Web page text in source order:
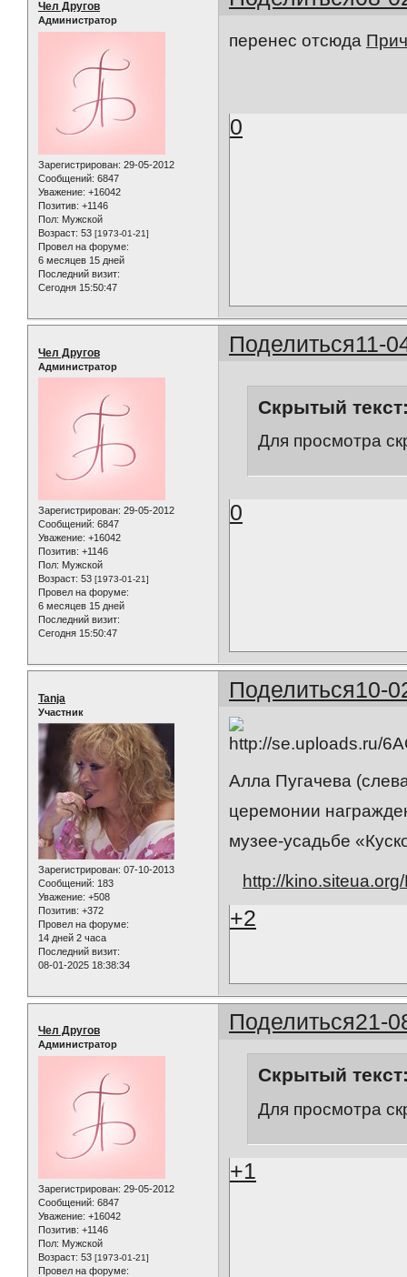
Чел Другов
Администратор
Зарегистрирован: 29-05-2012
Сообщений: 6847
Уважение: +16042
Позитив: +1146
Пол: Мужской
Возраст: 53 [1973-01-21]
Провел на форуме:
6 месяцев 15 дней
Последний визит:
Сегодня 15:50:47
перенес отсюда
0
Поделиться11-
Чел Другов
Администратор
Зарегистрирован: 29-05-2012
Сообщений: 6847
Уважение: +16042
Позитив: +1146
Пол: Мужской
Возраст: 53 [1973-01-21]
Провел на форуме:
6 месяцев 15 дней
Последний визит:
Сегодня 15:50:47
Скрытый
Для просмотра
0
Поделиться10-
Tanja
Участник
Зарегистрирован: 07-10-2013
Сообщений: 183
Уважение: +508
Позитив: +372
Провел на форуме:
14 дней 2 часа
Последний визит:
08-01-2025 18:38:34
Алла Пугачева
церемонии
музее-усадьбе
http://
+2
Поделиться21-
Чел Другов
Администратор
Зарегистрирован: 29-05-2012
Сообщений: 6847
Уважение: +16042
Позитив: +1146
Пол: Мужской
Возраст: 53 [1973-01-21]
Провел на форуме:
Скрытый
Для просмотра
+1